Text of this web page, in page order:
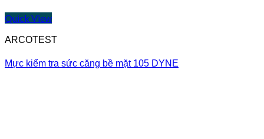
Quick View
ARCOTEST
Mực kiểm tra sức căng bề mặt 105 DYNE